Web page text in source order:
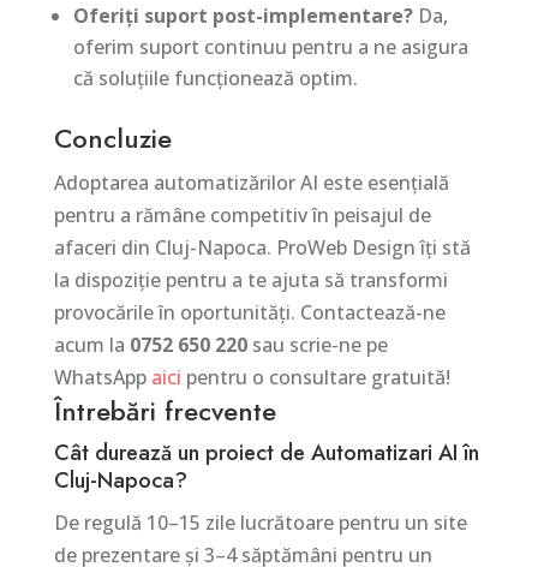
Oferiți suport post-implementare?Da,
oferim suport continuu pentru a ne asigura
că soluțiile funcționează optim.
Concluzie
Adoptarea automatizărilor AI este esențială
pentru a rămâne competitiv în peisajul de
afaceri din Cluj-Napoca. ProWeb Design îți stă
la dispoziție pentru a te ajuta să transformi
provocările în oportunități. Contactează-ne
acum la 0752 650 220sau scrie-ne pe
WhatsApp aici pentru o consultare gratuită!
Întrebări frecvente
Cât durează un proiect de Automatizari AI în
Cluj-Napoca?
De regulă 10–15 zile lucrătoare pentru un site
de prezentare și 3–4 săptămâni pentru un